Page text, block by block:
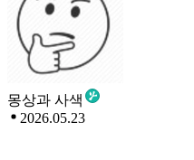
몽상과 사색
2026.05.23